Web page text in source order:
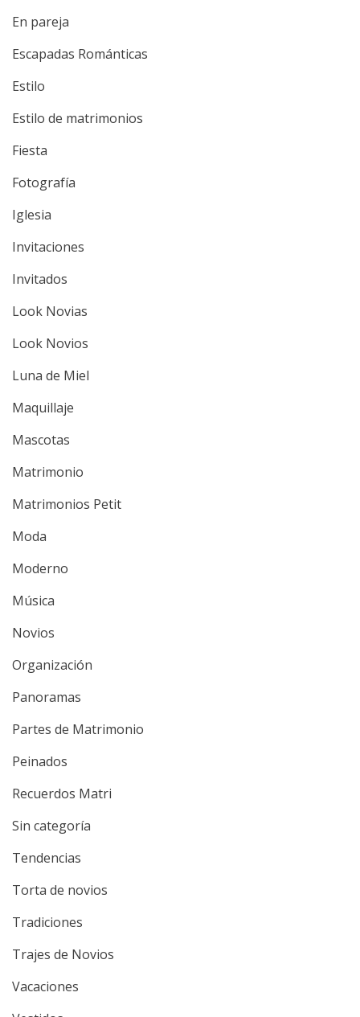
En pareja
Escapadas Románticas
Estilo
Estilo de matrimonios
Fiesta
Fotografía
Iglesia
Invitaciones
Invitados
Look Novias
Look Novios
Luna de Miel
Maquillaje
Mascotas
Matrimonio
Matrimonios Petit
Moda
Moderno
Música
Novios
Organización
Panoramas
Partes de Matrimonio
Peinados
Recuerdos Matri
Sin categoría
Tendencias
Torta de novios
Tradiciones
Trajes de Novios
Vacaciones